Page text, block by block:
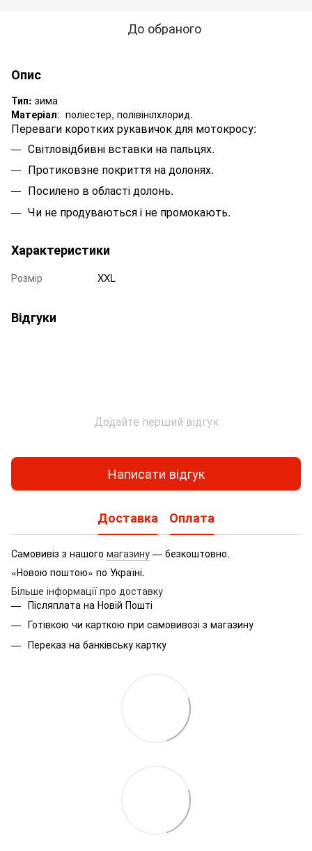
До обраного
Опис
Тип: зима
Матеріал: поліестер, полівінілхлорид.
Переваги коротких рукавичок для мотокросу:
Світловідбивні вставки на пальцях.
Протиковзне покриття на долонях.
Посилено в області долонь.
Чи не продуваються і не промокають.
Характеристики
Розмір XXL
Відгуки
Додайте перший відгук
Написати відгук
Доставка Оплата
Самовивіз з нашого магазину — безкоштовно.
«Новою поштою» по Україні.
Більше інформації про доставку
Післяплата на Новій Пошті
Готівкою чи карткою при самовивозі з магазину
Переказ на банківську картку